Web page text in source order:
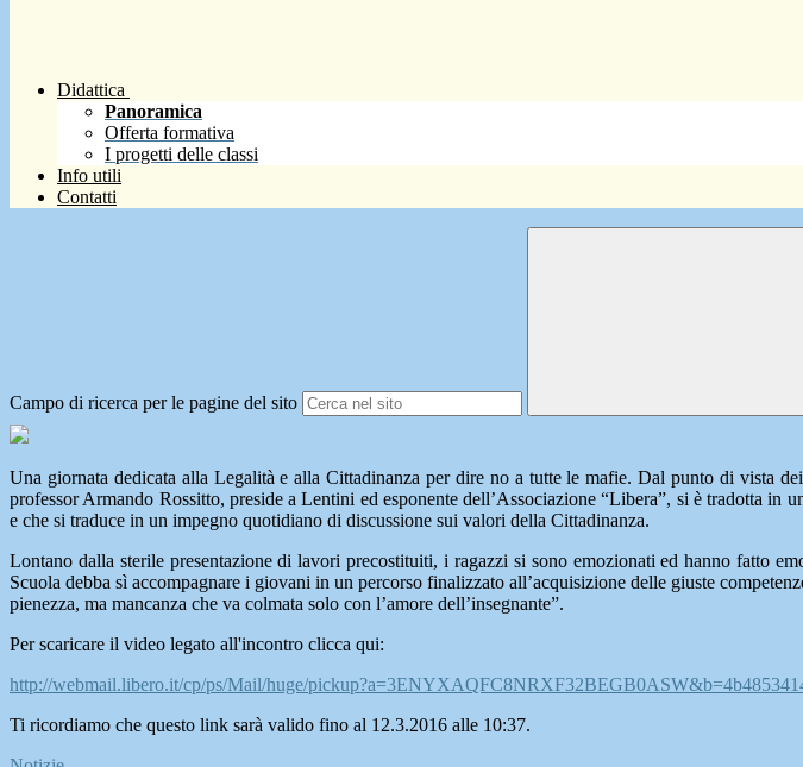
Didattica
Panoramica
Offerta formativa
I progetti delle classi
Info utili
Contatti
Campo di ricerca per le pagine del sito
Una giornata dedicata alla Legalità e alla Cittadinanza per dire no a tutte le mafie. Dal punto di vista
professor Armando Rossitto, preside a Lentini ed esponente dell’Associazione “Libera”, si è tradotta
e che si traduce in un impegno quotidiano di discussione sui valori della Cittadinanza.
Lontano dalla sterile presentazione di lavori precostituiti, i ragazzi si sono emozionati ed hanno fatto
Scuola debba sì accompagnare i giovani in un percorso finalizzato all’acquisizione delle giuste
pienezza, ma mancanza che va colmata solo con l’amore dell’insegnante”.
Per scaricare il video legato all'incontro clicca qui:
http://webmail.libero.it/cp/ps/Mail/huge/
Ti ricordiamo che questo link sarà valido fino al 12.3.2016 alle 10:37.